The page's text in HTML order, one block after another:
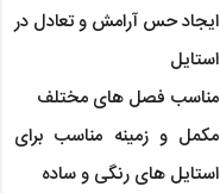
ایجاد حس آرامش و تعادل در
استایل
مناسب فصل های مختلف
مکمل و زمینه مناسب برای
استایل های رنگی و ساده